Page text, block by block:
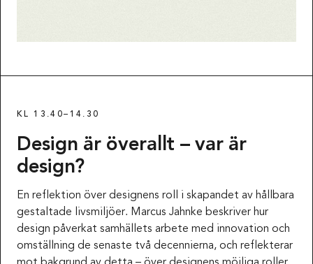
KL 13.40–14.30
Design är överallt – var är
design?
En reflektion över designens roll i skapandet av hållbara
gestaltade livsmiljöer. Marcus Jahnke beskriver hur
design påverkat samhällets arbete med innovation och
omställning de senaste två decennierna, och reflekterar